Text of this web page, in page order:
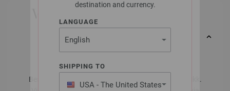
destination and currency.
LANGUAGE
SHIPPING TO
USA - The United States
VERDENSOMFATTENDE
LEVERANS
Bestil hjemmefra, enkelt og greitt, på FILATI nettbutikk.